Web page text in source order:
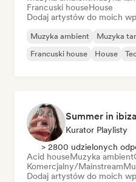
Francuski houseHouse
Dodaj artystów do moich
Muzyka ambient Muzyka
Francuski house
House
Summer in
Kurator Playlisty
> 2800 udzielonych
Acid houseMuzyka ambient
Komercjalny/Mainstream
Dodaj artystów do moich